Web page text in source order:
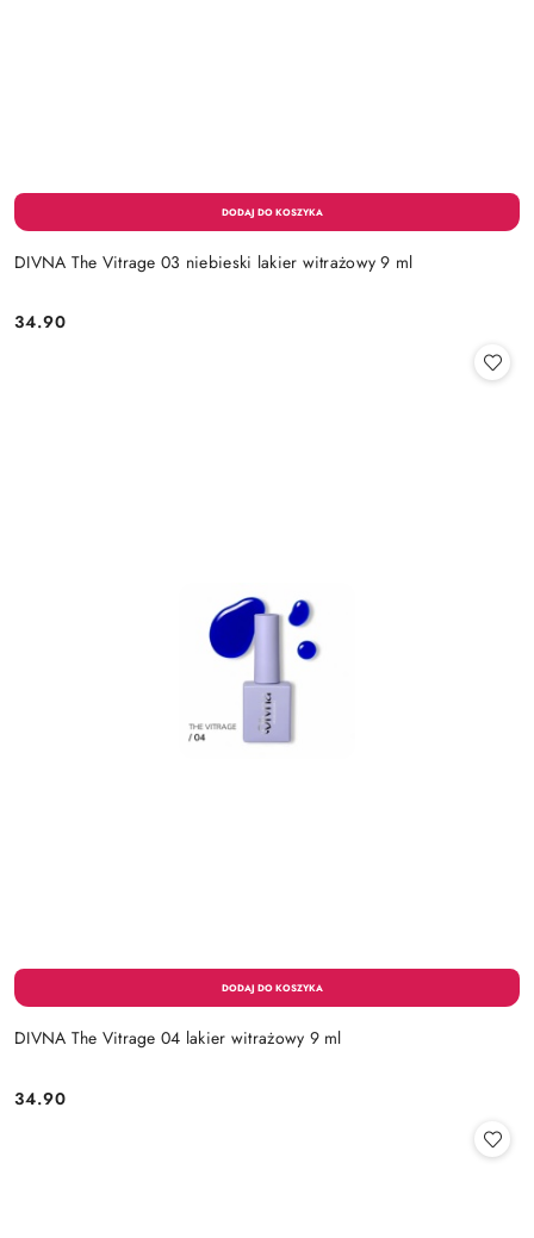
DIVNA The Vitrage 03 niebieski lakier witrażowy 9 ml
Cena:
34.90
DIVNA The Vitrage 04 lakier witrażowy 9 ml
Cena:
34.90